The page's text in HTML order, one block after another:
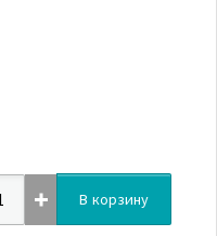
В корзину